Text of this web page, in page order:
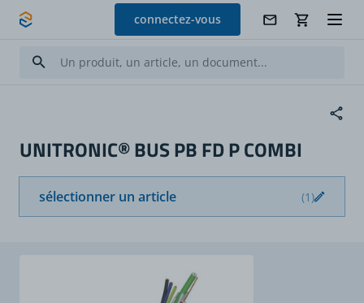
Allez au contenu
connectez-vous
UNITRONIC® BUS PB FD P COMBI
sélectionner un article (1)